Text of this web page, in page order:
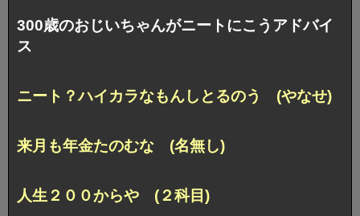
300歳のおじいちゃんがニートにこうアドバイ
ス
ニート？ハイカラなもんしとるのう (やなせ)
来月も年金たのむな (名無し)
人生２００からや (２科目)